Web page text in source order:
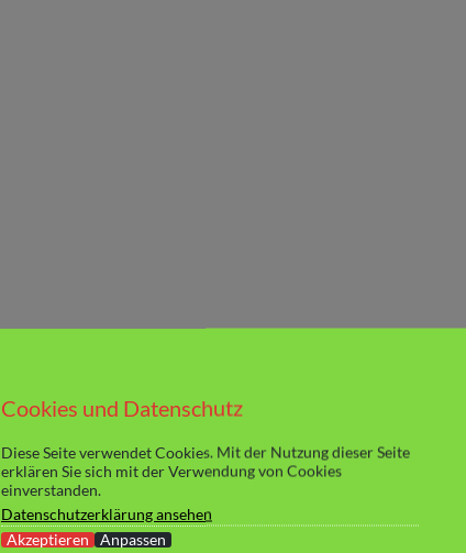
Cookies und Datenschutz
Diese Seite verwendet Cookies. Mit der Nutzung dieser Seite
erklären Sie sich mit der Verwendung von Cookies
einverstanden.
Datenschutzerklärung ansehen
Akzeptieren
Anpassen